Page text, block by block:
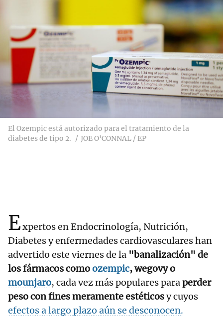
El Ozempic está autorizado para el tratamiento de la
diabetes de tipo 2.
JOE O'CONNAL / EP
Expertos en Endocrinología, Nutrición,
Diabetes y enfermedades cardiovasculares han
advertido este viernes de la "banalización" de
los fármacos comoozempic, wegovy o
mounjaro, cada vez más populares paraperder
peso con fines meramente estéticosy cuyos
efectos a largo plazo aún se desconocen.